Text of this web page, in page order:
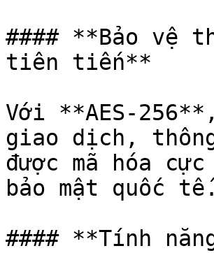
#### **Bảo vệ
tiên tiến**
Với **AES-
giao dịch,
được mã hóa
bảo mật quốc tế.
#### **Tính